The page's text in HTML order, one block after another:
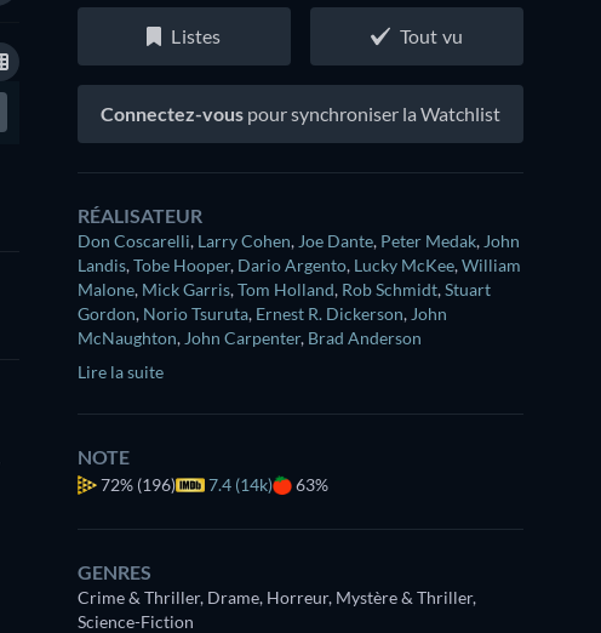
Listes Tout vu
Connectez-vous pour synchroniser la Watchlist
RÉALISATEUR
Don Coscarelli, Larry Cohen, Joe Dante, Peter Medak, John
Landis,Tobe Hooper, Dario Argento, Lucky McKee,William
Malone, Mick Garris,Tom Holland, Rob Schmidt,Stuart
Gordon, Norio Tsuruta, Ernest R. Dickerson, John
McNaughton, John Carpenter, Brad Anderson
Lire la suite
NOTE
72% (196) 7.4 (14k) 63%
GENRES
Crime & Thriller, Drame, Horreur, Mystère & Thriller,
Science-Fiction